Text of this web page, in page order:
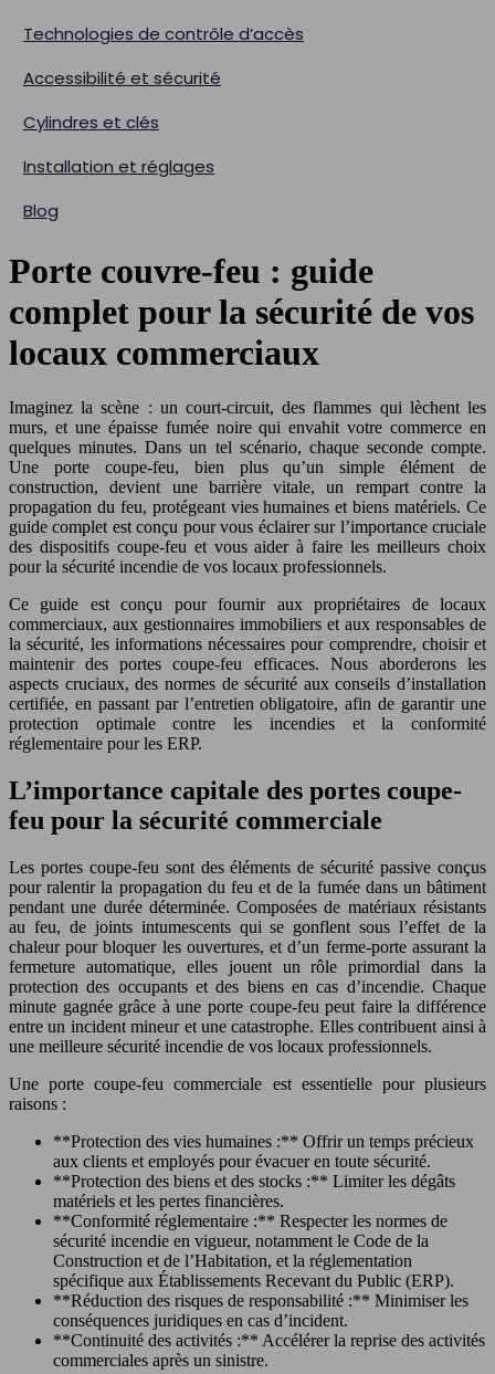
Technologies de contrôle d’accès
Accessibilité et sécurité
Cylindres et clés
Installation et réglages
Blog
Porte couvre-feu : guide
complet pour la sécurité de vos
locaux commerciaux
Imaginez la scène : un court-circuit, des flammes qui lèchent les
murs, et une épaisse fumée noire qui envahit votre commerce en
quelques minutes. Dans un tel scénario, chaque seconde compte.
Une porte coupe-feu, bien plus qu’un simple élément de
construction, devient une barrière vitale, un rempart contre la
propagation du feu, protégeant vies humaines et biens matériels. Ce
guide complet est conçu pour vous éclairer sur l’importance cruciale
des dispositifs coupe-feu et vous aider à faire les meilleurs choix
pour la sécurité incendie de vos locaux professionnels.
Ce guide est conçu pour fournir aux propriétaires de locaux
commerciaux, aux gestionnaires immobiliers et aux responsables de
la sécurité, les informations nécessaires pour comprendre, choisir et
maintenir des portes coupe-feu efficaces. Nous aborderons les
aspects cruciaux, des normes de sécurité aux conseils d’installation
certifiée, en passant par l’entretien obligatoire, afin de garantir une
protection optimale contre les incendies et la conformité
réglementaire pour les ERP.
L’importance capitale des portes coupe-
feu pour la sécurité commerciale
Les portes coupe-feu sont des éléments de sécurité passive conçus
pour ralentir la propagation du feu et de la fumée dans un bâtiment
pendant une durée déterminée. Composées de matériaux résistants
au feu, de joints intumescents qui se gonflent sous l’effet de la
chaleur pour bloquer les ouvertures, et d’un ferme-porte assurant la
fermeture automatique, elles jouent un rôle primordial dans la
protection des occupants et des biens en cas d’incendie. Chaque
minute gagnée grâce à une porte coupe-feu peut faire la différence
entre un incident mineur et une catastrophe. Elles contribuent ainsi à
une meilleure sécurité incendie de vos locaux professionnels.
Une porte coupe-feu commerciale est essentielle pour plusieurs
raisons :
**Protection des vies humaines :** Offrir un temps précieux
aux clients et employés pour évacuer en toute sécurité.
**Protection des biens et des stocks :** Limiter les dégâts
matériels et les pertes financières.
**Conformité réglementaire :** Respecter les normes de
sécurité incendie en vigueur, notamment le Code de la
Construction et de l’Habitation, et la réglementation
spécifique aux Établissements Recevant du Public (ERP).
**Réduction des risques de responsabilité :** Minimiser les
conséquences juridiques en cas d’incident.
**Continuité des activités :** Accélérer la reprise des activités
commerciales après un sinistre.